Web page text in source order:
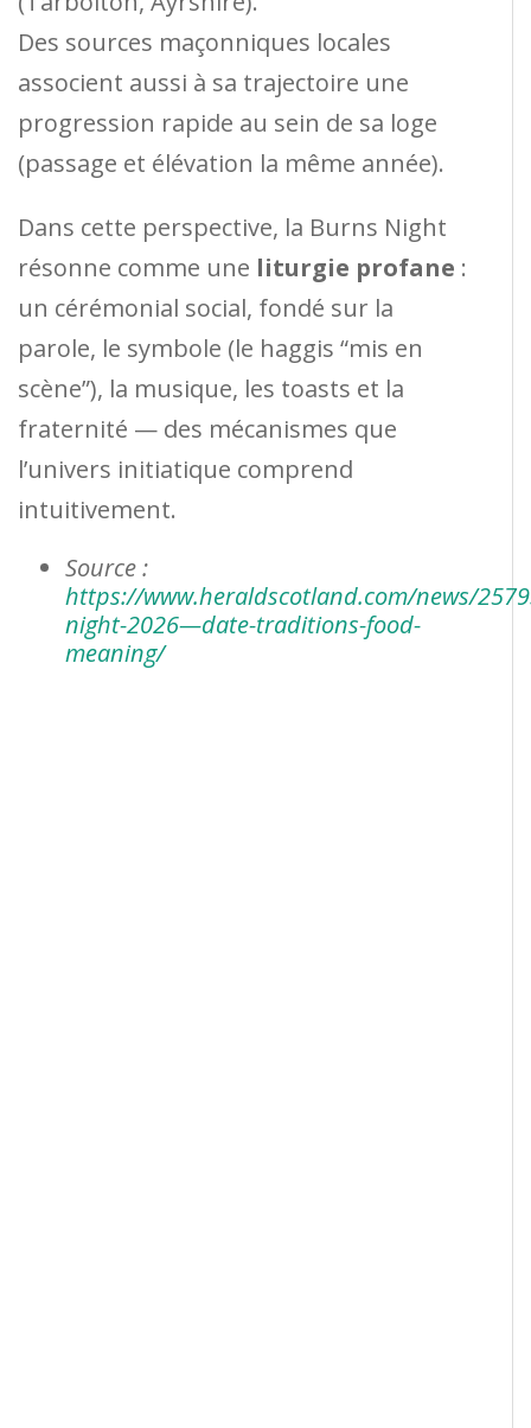
Des sources maçonniques locales
associent aussi à sa trajectoire une
progression rapide au sein de sa loge
(passage et élévation la même année).
Dans cette perspective, la Burns Night
résonne comme une liturgie profane :
un cérémonial social, fondé sur la
parole, le symbole (le haggis “mis en
scène”), la musique, les toasts et la
fraternité — des mécanismes que
l’univers initiatique comprend
intuitivement.
Source :
https://www.heraldscotland.com/news/
night-2026—date-traditions-food-
meaning/